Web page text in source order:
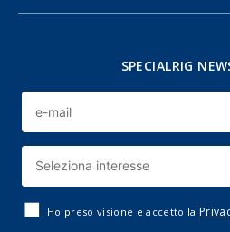
SPECIALRIG
Ho preso visione e accetto la